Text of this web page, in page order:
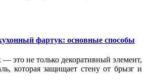
фартук: основные способы
это не только декоративный элемент,
которая защищает стену от брызг и